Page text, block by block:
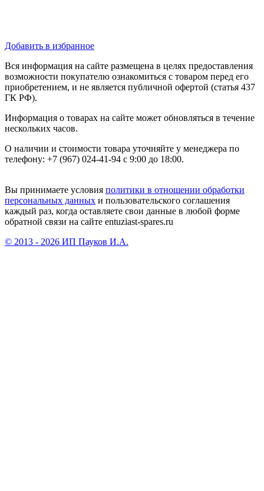
Добавить в избранное
Вся информация на сайте размещена в целях предоставления
возможности покупателю ознакомиться с товаром перед его
приобретением, и не является публичной офертой (статья 437
ГК РФ).
Информация о товарах на сайте может обновляться в течение
нескольких часов.
О наличии и стоимости товара уточняйте у менеджера по
телефону: +7 (967) 024-41-94 с 9:00 до 18:00.
Вы принимаете условия политики в отношении обработки
персональных данных и пользовательского соглашения
каждый раз, когда оставляете свои данные в любой форме
обратной связи на сайте entuziast-spares.ru
© 2013 - 2026 ИП Пауков И.А.